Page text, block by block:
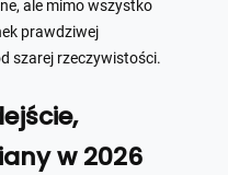
ale mimo wszystko
prawdziwej
szarej rzeczywistości.
w 2026